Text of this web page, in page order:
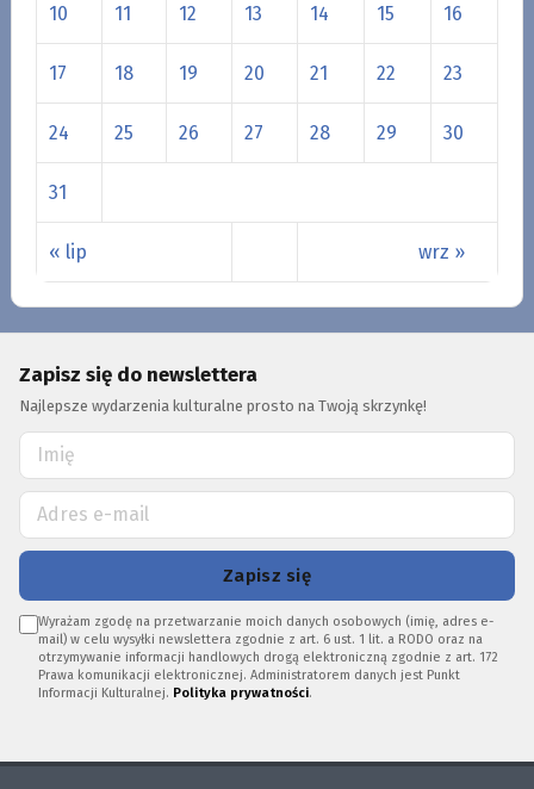
« lip wrz »
10 11 12 13 14 15 16
17 18 19 20 21 22 23
24 25 26 27 28 29 30
31
Zapisz się do newslettera
Najlepsze wydarzenia kulturalne prosto na Twoją skrzynkę!
Zapisz się
Wyrażam zgodę na przetwarzanie moich danych osobowych (imię, adres e-
mail) w celu wysyłki newslettera zgodnie z art. 6 ust. 1 lit. a RODO oraz na
otrzymywanie informacji handlowych drogą elektroniczną zgodnie z art. 172
Prawa komunikacji elektronicznej. Administratorem danych jest Punkt
Informacji Kulturalnej. Polityka prywatności.